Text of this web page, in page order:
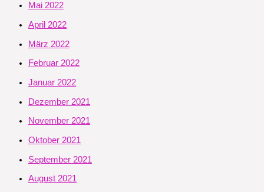
Mai 2022
April 2022
März 2022
Februar 2022
Januar 2022
Dezember 2021
November 2021
Oktober 2021
September 2021
August 2021